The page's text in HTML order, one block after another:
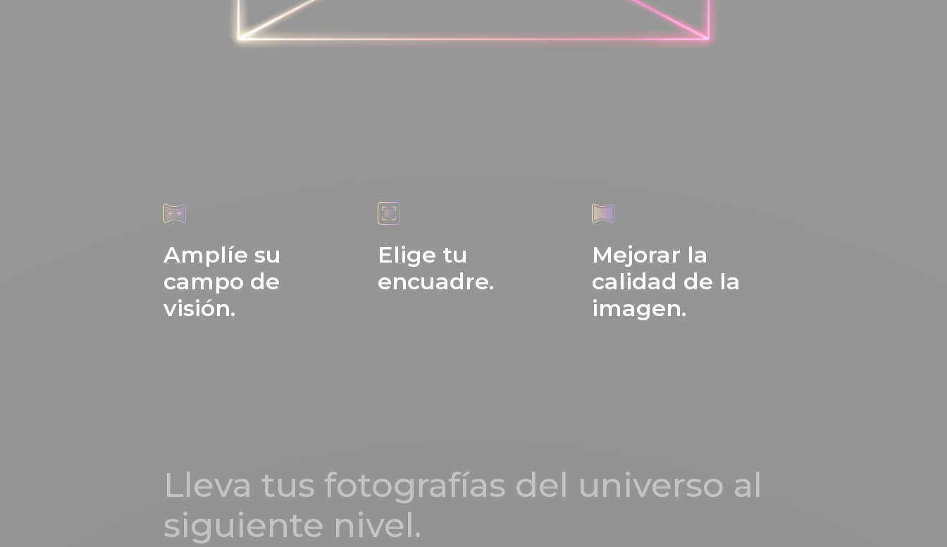
Amplíe su
campo de
visión.
Elige tu
encuadre.
Mejorar la
calidad de la
imagen.
Lleva tus fotografías del universo al
siguiente nivel.